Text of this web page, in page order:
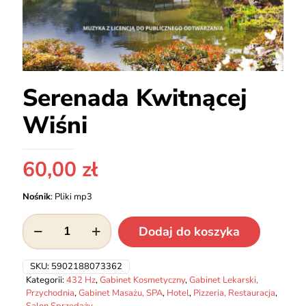
Serenada Kwitnącej
Wiśni
60,00 zł
Nośnik: Pliki mp3
ilość
Serenada
Kwitnącej
Wiśni
Dodaj do koszyka
SKU: 5902188073362
Kategorii:432 Hz,Gabinet Kosmetyczny,Gabinet Lekarski,
Przychodnia,Gabinet Masażu, SPA, Hotel, Pizzeria, Restauracja,